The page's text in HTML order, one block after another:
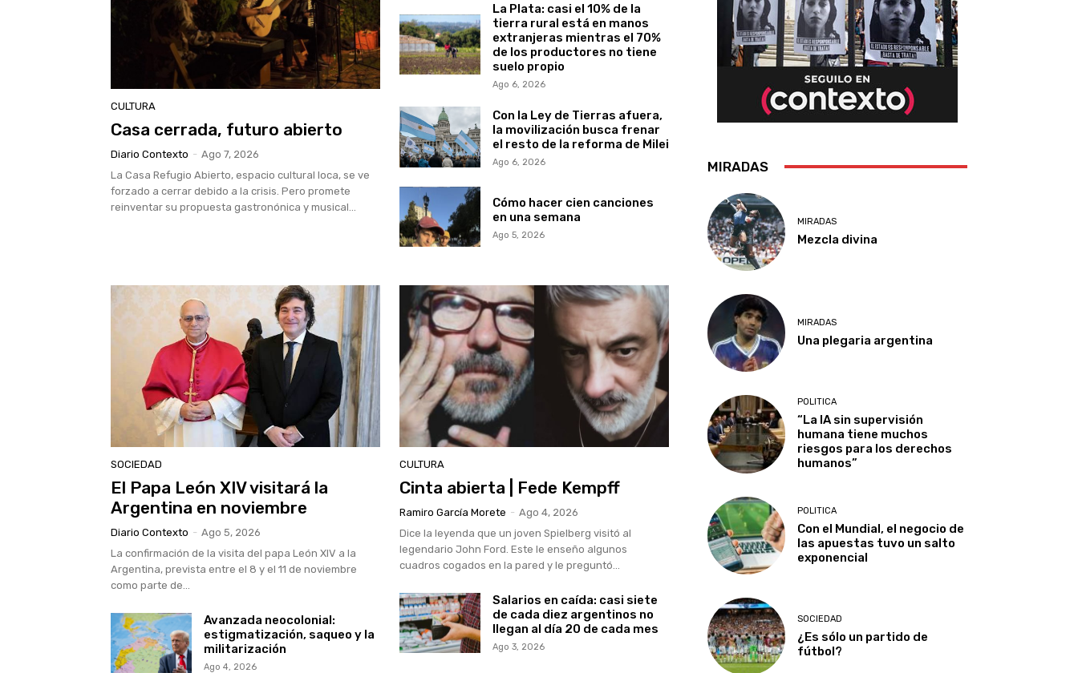
CULTURA
Casa cerrada, futuro abierto
Diario Contexto - Ago 7, 2026
La Casa Refugio Abierto, espacio cultural loca, se ve
forzado a cerrar debido a la crisis. Pero promete
reinventar su propuesta gastronónica y musical...
La Plata: casi el 10% de la
tierra rural está en manos
extranjeras mientras el 70%
de los productores no tiene
suelo propio
Ago 6, 2026
Con la Ley de Tierras afuera,
la movilización busca frenar
el resto de la reforma de Milei
Ago 6, 2026
Cómo hacer cien canciones
en una semana
Ago 5, 2026
SOCIEDAD
El Papa León XIV visitará la
Argentina en noviembre
Diario Contexto - Ago 5, 2026
La confirmación de la visita del papa León XIV a la
Argentina, prevista entre el 8 y el 11 de noviembre
como parte de...
Avanzada neocolonial:
estigmatización, saqueo y la
militarización
Ago 4, 2026
CULTURA
Cinta abierta | Fede Kempff
Ramiro García Morete - Ago 4, 2026
Dice la leyenda que un joven Spielberg visitó al
legendario John Ford. Este le enseño algunos
cuadros cogados en la pared y le preguntó...
Salarios en caída: casi siete
de cada diez argentinos no
llegan al día 20 de cada mes
Ago 3, 2026
MIRADAS
MIRADAS
Mezcla divina
MIRADAS
Una plegaria argentina
POLITICA
“La IA sin supervisión
humana tiene muchos
riesgos para los derechos
humanos”
POLITICA
Con el Mundial, el negocio de
las apuestas tuvo un salto
exponencial
SOCIEDAD
¿Es sólo un partido de
fútbol?